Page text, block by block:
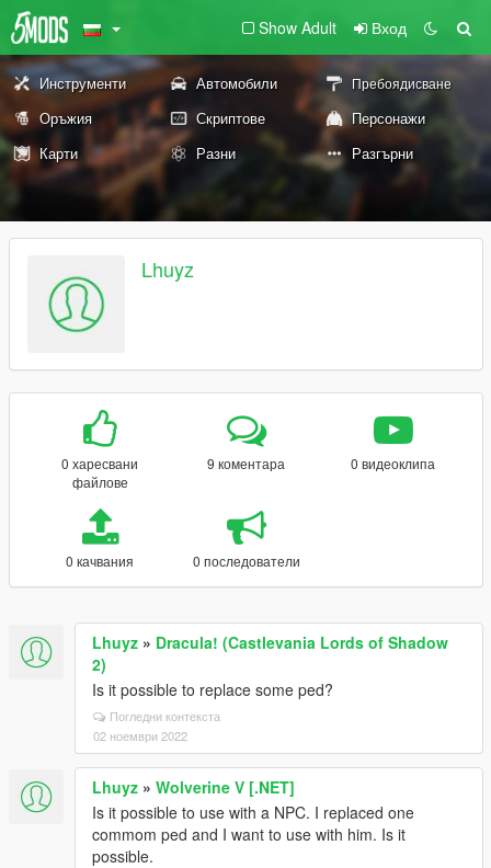
Show Adult Вход
Инструменти Автомобили Пребоядисване
Оръжия Скриптове
Персонажи
Карти
Разни Разгърни
Lhuyz
0 харесвани
файлове
9 коментара 0 видеоклипа
0 качвания 0 последователи
Lhuyz » Dracula! (Castlevania Lords of Shadow
2)
Is it possible to replace some ped?
Погледни контекста
02 ноември 2022
Lhuyz » Wolverine V [.NET]
Is it possible to use with a NPC. I replaced one
commom ped and I want to use with him. Is it
possible.